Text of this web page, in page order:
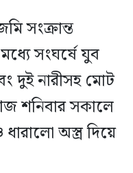
সংক্রান্ত
সংঘর্ষে যুব
দুই নারীসহ মোট
সকালে
অস্ত্র দিয়ে